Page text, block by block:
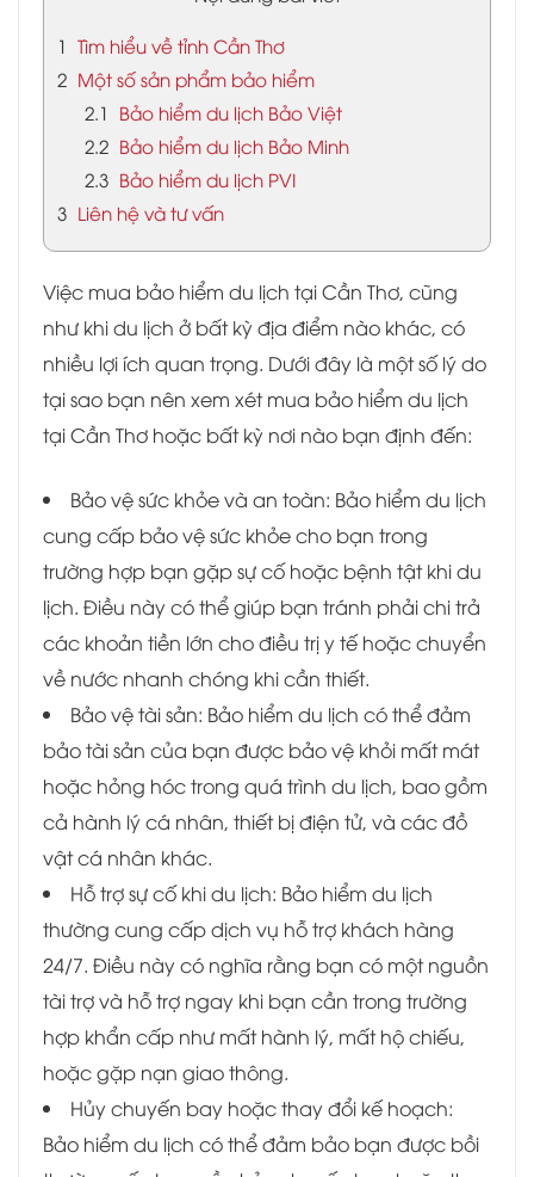
1 Tìm hiểu về tỉnh Cần Thơ
2 Một số sản phẩm bảo hiểm
2.1
Bảo hiểm du lịch Bảo Việt
2.2 Bảo hiểm du lịch Bảo Minh
2.3 Bảo hiểm du lịch PVI
3 Liên hệ và tư vấn
Việc mua bảo hiểm du lịch tại Cần Thơ, cũng
như khi du lịch ở bất kỳ địa điểm nào khác, có
nhiều lợi ích quan trọng. Dưới đây là một số lý do
tại sao bạn nên xem xét mua bảo hiểm du lịch
tại Cần Thơ hoặc bất kỳ nơi nào bạn định đến:
Bảo vệ sức khỏe và an toàn: Bảo hiểm du lịch
cung cấp bảo vệ sức khỏe cho bạn trong
trường hợp bạn gặp sự cố hoặc bệnh tật khi du
lịch. Điều này có thể giúp bạn tránh phải chi trả
các khoản tiền lớn cho điều trị y tế hoặc chuyển
về nước nhanh chóng khi cần thiết.
Bảo vệ tài sản: Bảo hiểm du lịch có thể đảm
bảo tài sản của bạn được bảo vệ khỏi mất mát
hoặc hỏng hóc trong quá trình du lịch, bao gồm
cả hành lý cá nhân, thiết bị điện tử, và các đồ
vật cá nhân khác.
Hỗ trợ sự cố khi du lịch: Bảo hiểm du lịch
thường cung cấp dịch vụ hỗ trợ khách hàng
24/7. Điều này có nghĩa rằng bạn có một nguồn
tài trợ và hỗ trợ ngay khi bạn cần trong trường
hợp khẩn cấp như mất hành lý, mất hộ chiếu,
hoặc gặp nạn giao thông.
Hủy chuyến bay hoặc thay đổi kế hoạch:
Bảo hiểm du lịch có thể đảm bảo bạn được bồi